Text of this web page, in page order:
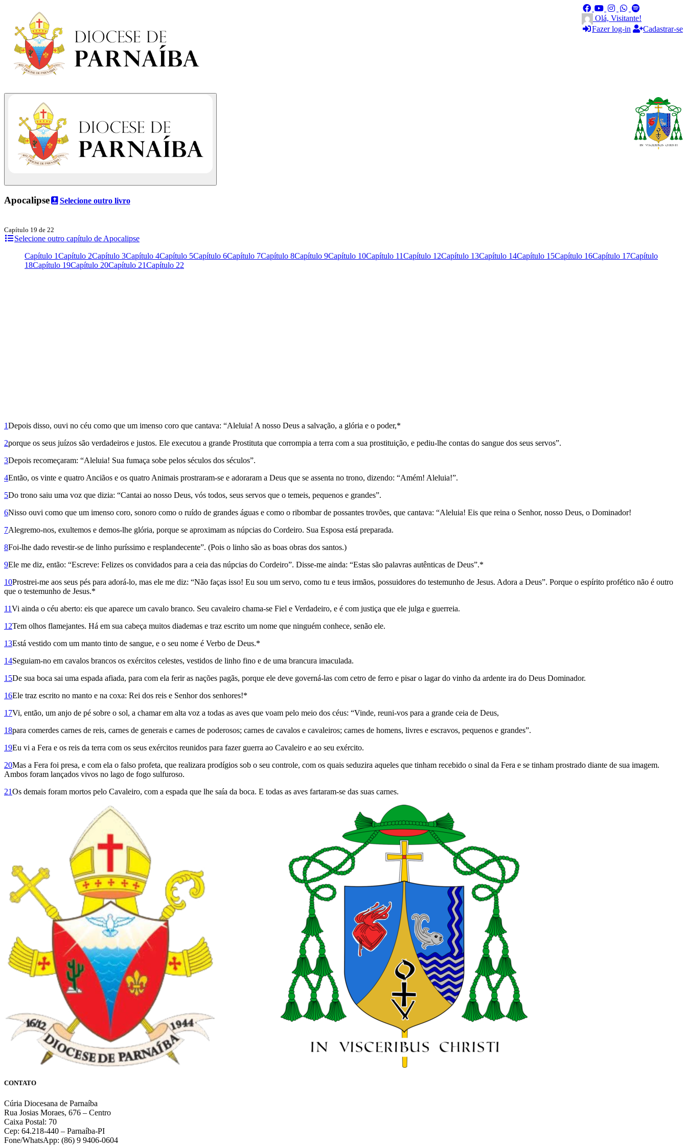
Olá, Visitante!
Fazer log-in
Cadastrar-se
Apocalipse Selecione outro livro
Capítulo 19 de 22
Selecione outro capítulo de Apocalipse
Capítulo 1Capítulo 2Capítulo 3Capítulo 4Capítulo 5Capítulo 6Capítulo 7Capítulo 8Capítulo 9Capítulo 10Capítulo 11Capítulo 12Capítulo 13Capítulo 14Capítulo 15Capítulo 16Capítulo 17Capítulo
18Capítulo 19Capítulo 20Capítulo 21Capítulo 22
1Depois disso, ouvi no céu como que um imenso coro que cantava: “Aleluia! A nosso Deus a salvação, a glória e o poder,*
2porque os seus juízos são verdadeiros e justos. Ele executou a grande Prostituta que corrompia a terra com a sua prostituição, e pediu-lhe contas do sangue dos seus servos”.
3Depois recomeçaram: “Aleluia! Sua fumaça sobe pelos séculos dos séculos”.
4Então, os vinte e quatro Anciãos e os quatro Animais prostraram-se e adoraram a Deus que se assenta no trono, dizendo: “Amém! Aleluia!”.
5Do trono saiu uma voz que dizia: “Cantai ao nosso Deus, vós todos, seus servos que o temeis, pequenos e grandes”.
6Nisso ouvi como que um imenso coro, sonoro como o ruído de grandes águas e como o ribombar de possantes trovões, que cantava: “Aleluia! Eis que reina o Senhor, nosso Deus, o Dominador!
7Alegremo-nos, exultemos e demos-lhe glória, porque se aproximam as núpcias do Cordeiro. Sua Esposa está preparada.
8Foi-lhe dado revestir-se de linho puríssimo e resplandecente”. (Pois o linho são as boas obras dos santos.)
9Ele me diz, então: “Escreve: Felizes os convidados para a ceia das núpcias do Cordeiro”. Disse-me ainda: “Estas são palavras autênticas de Deus”.*
10Prostrei-me aos seus pés para adorá-lo, mas ele me diz: “Não faças isso! Eu sou um servo, como tu e teus irmãos, possuidores do tes­temunho de Jesus. Adora a Deus”. Porque o espírito profético não é outro
que o tes­temunho de Jesus.*
11Vi ainda o céu aberto: eis que aparece um cavalo branco. Seu cavaleiro chama-se Fiel e Verdadeiro, e é com justiça que ele julga e guerreia.
12Tem olhos flamejantes. Há em sua cabeça muitos diademas e traz escrito um nome que ninguém co­nhece, senão ele.
13Está vestido com um manto tinto de sangue, e o seu nome é Verbo de Deus.*
14Seguiam-no em cavalos brancos os exércitos celestes, vestidos de linho fino e de uma brancura imaculada.
15De sua boca sai uma espada afiada, para com ela ferir as nações pagãs, porque ele deve governá-las com cetro de ferro e pisar o lagar do vinho da ardente ira do Deus Dominador.
16Ele traz escrito no manto e na coxa: Rei dos reis e Senhor dos senhores!*
17Vi, então, um anjo de pé sobre o sol, a chamar em alta voz a todas as aves que voam pelo meio dos céus: “Vinde, reuni-vos para a grande ceia de Deus,
18para comer­des carnes de reis, carnes de generais e carnes de poderosos; carnes de cavalos e ca­valeiros; carnes de homens, livres e escravos, pequenos e grandes”.
19Eu vi a Fera e os reis da terra com os seus exércitos reunidos para fazer guerra ao Cavaleiro e ao seu exército.
20Mas a Fera foi presa, e com ela o falso profeta, que realizara prodígios sob o seu controle, com os quais seduzira aqueles que tinham recebido o sinal da Fera e se tinham prostrado diante de sua imagem.
Ambos foram lançados vivos no lago de fogo sulfuroso.
21Os demais foram mortos pelo Cavaleiro, com a espada que lhe saía da boca. E todas as aves fartaram-se das suas carnes.
CONTATO
Cúria Diocesana de Parnaíba
Rua Josias Moraes, 676 – Centro
Caixa Postal: 70
Cep: 64.218-440 – Parnaíba-PI
Fone/WhatsApp: (86) 9 9406-0604